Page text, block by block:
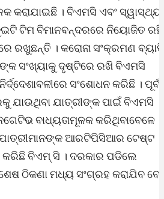
କରାଯାଇଛି । ବିଏମସି ଏବଂ ସ୍ୱାସ୍ଥ୍ୟ
ଟିମ ବିମାନବନ୍ଦରରେ ନିୟୋଜିତ ରହି
ରଖୁଛନ୍ତି । କରୋନା ସଂକ୍ରମଣ
ସଂଖ୍ୟାକୁ ଦୃଷ୍ଟିରେ ରଖି ବିଏମସି
ସଂଶୋଧନ କରିଛି ।
ଯାଉଥିବା ଯାତ୍ରୀଙ୍କ ପାଇଁ ବିଏମସି
ବାଧ୍ୟତାମୂଳକ କରିଥିବାବେଳେ
ଯାତ୍ରୀମାନଙ୍କ ଆରଟିପିସିଆର ଟେଷ୍ଟ
କରିଛି ବିଏମ୍ ସି । ଦରକାର ପଡିଲେ
ଠିକଣା ମଧ୍ୟ ସଂଗ୍ରହ କରାଯିବ